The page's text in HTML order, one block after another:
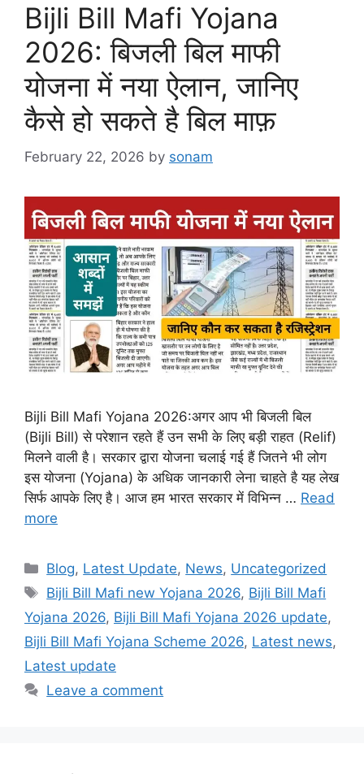
Bijli Bill Mafi Yojana
2026: बिजली बिल माफी
योजना में नया ऐलान, जानिए
कैसे हो सकते है बिल माफ़
February 22, 2026 by sonam
Bijli Bill Mafi Yojana 2026:अगर आप भी बिजली बिल
(Bijli Bill) से परेशान रहते हैं उन सभी के लिए बड़ी राहत (Relif)
मिलने वाली है। सरकार द्वारा योजना चलाई गई हैं जितने भी लोग
इस योजना (Yojana) के अधिक जानकारी लेना चाहते है यह लेख
सिर्फ आपके लिए है। आज हम भारत सरकार में विभिन्न … Read
more
Categories
Blog, Latest Update, News, Uncategorized
Tags
Bijli Bill Mafi new Yojana 2026, Bijli Bill Mafi
Yojana 2026, Bijli Bill Mafi Yojana 2026 update,
Bijli Bill Mafi Yojana Scheme 2026, Latest news,
Latest update
Leave a comment